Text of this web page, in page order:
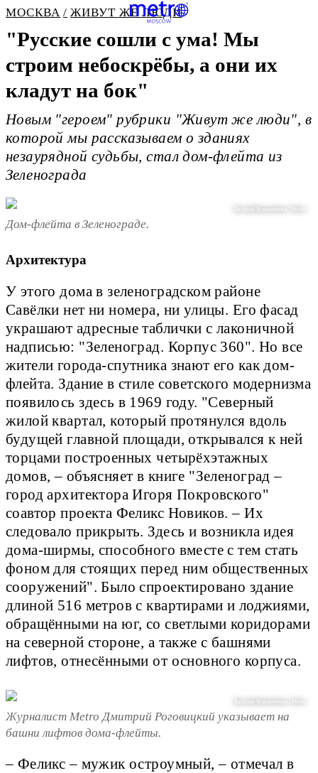
МОСКВА ЖИВУТ ЖЕ ЛЮДИ
"Русские сошли с ума! Мы
строим небоскрёбы, а они их
кладут на бок"
Новым "героем" рубрики "Живут же люди", в
которой мы рассказываем о зданиях
незаурядной судьбы, стал дом-флейта из
Зеленограда
Василий Кузьмичёнок / Metro
Дом-флейта в Зеленограде.
Архитектура
У этого дома в зеленоградском районе
Савёлки нет ни номера, ни улицы. Его фасад
украшают адресные таблички с лаконичной
надписью: "Зеленоград. Корпус 360". Но все
жители города-спутника знают его как дом-
флейта. Здание в стиле советского модернизма
появилось здесь в 1969 году. "Северный
жилой квартал, который протянулся вдоль
будущей главной площади, открывался к ней
торцами построенных четырёхэтажных
домов, – объясняет в книге "Зеленоград –
город архитектора Игоря Покровского"
соавтор проекта Феликс Новиков. – Их
следовало прикрыть. Здесь и возникла идея
дома-ширмы, способного вместе с тем стать
фоном для стоящих перед ним общественных
сооружений". Было спроектировано здание
длиной 516 метров с квартирами и лоджиями,
обращёнными на юг, со светлыми коридорами
на северной стороне, а также с башнями
лифтов, отнесёнными от основного корпуса.
Василий Кузьмичёнок / Metro
Журналист Metro Дмитрий Роговицкий указывает на
башни лифтов дома-флейты.
– Феликс – мужик остроумный, – отмечал в